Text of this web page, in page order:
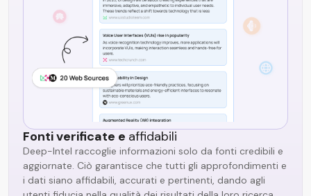
Fonti verificate e affidabili
Deep-Intel raccoglie informazioni solo da fonti credibili e
aggiornate. Ciò garantisce che tutti gli approfondimenti e
i dati siano affidabili, accurati e pertinenti, dando agli